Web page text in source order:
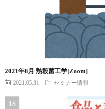
2021年8月 熱殺菌工学[Zoom]
2021.05.31 セミナー情報